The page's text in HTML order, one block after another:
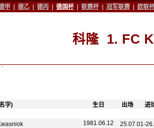
甲 德乙 德丙 德国杯 联赛杯 冠军联赛 欧联
科隆1. FC K
字) 生日 出场-
进
1981.06.12
25.07.01-